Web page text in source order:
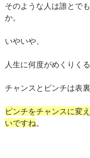
そのような人は誰とで
か。
いやいや、
人生に何度がめくりく
チャンスとピンチは表
ピンチをチャンスに変
いですね